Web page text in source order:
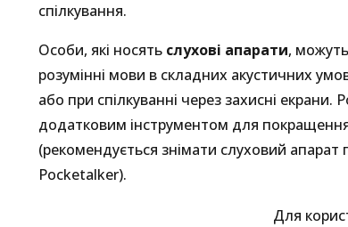
спілкування.
Особи, які носять слухові апарати,
розумінні мови в складних акустичних
або при спілкуванні через захисні
додатковим інструментом для покращення
(рекомендується знімати слуховий апарат
Pocketalker).
Для